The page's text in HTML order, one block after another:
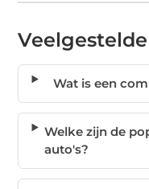
Wat is een
Welke zijn de
auto's?